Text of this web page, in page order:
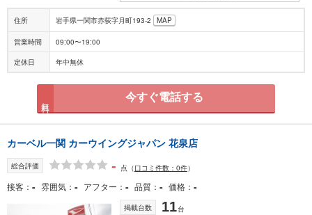
住所 岩手県一関市赤荻字月町193-2 MAP
営業時間 09:00〜19:00
定休日 年中無休
今すぐ電話する
カーベル一関 カーウイングジャパン 花泉店
総合評価 - 点 （口コミ件数：0件）
接客 - 雰囲気 - アフター - 品質 - 価格 -
掲載台数 11台